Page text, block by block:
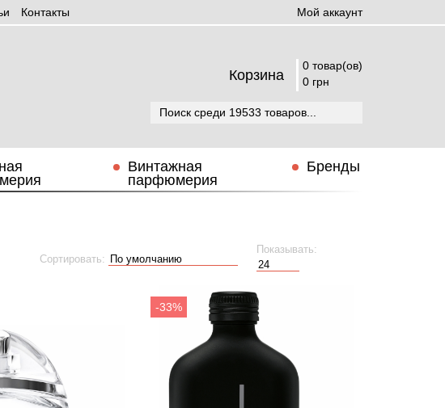
Контакты Мой аккаунт
Корзина
0 товар(ов)
0 грн
Винтажная
парфюмерия
Бренды
Сортировать:
Показывать:
-33%